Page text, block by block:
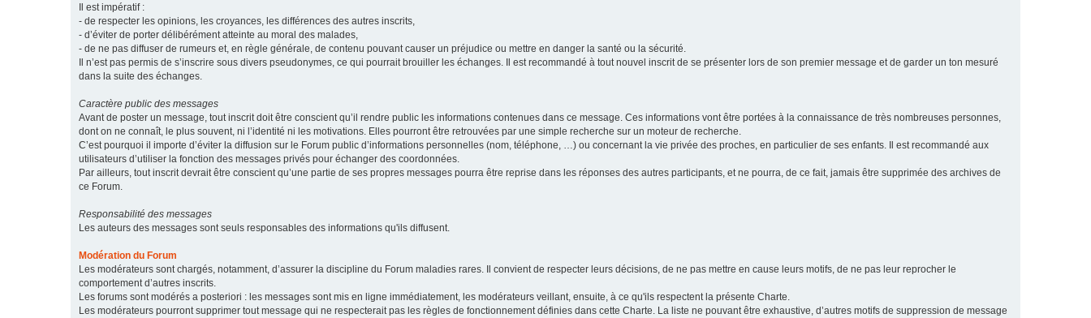
Il est impératif :
- de respecter les opinions, les croyances, les différences des autres inscrits,
- d’éviter de porter délibérément atteinte au moral des malades,
- de ne pas diffuser de rumeurs et, en règle générale, de contenu pouvant causer un préjudice ou mettre en danger la santé ou la sécurité.
Il n’est pas permis de s’inscrire sous divers pseudonymes, ce qui pourrait brouiller les échanges. Il est recommandé à tout nouvel inscrit de se présenter lors de son premier message et de garder un ton mesuré
dans la suite des échanges.
Caractère public des messages
Avant de poster un message, tout inscrit doit être conscient qu’il rendre public les informations contenues dans ce message. Ces informations vont être portées à la connaissance de très nombreuses personnes,
dont on ne connaît, le plus souvent, ni l’identité ni les motivations. Elles pourront être retrouvées par une simple recherche sur un moteur de recherche.
C’est pourquoi il importe d’éviter la diffusion sur le Forum public d’informations personnelles (nom, téléphone, …) ou concernant la vie privée des proches, en particulier de ses enfants. Il est recommandé aux
utilisateurs d’utiliser la fonction des messages privés pour échanger des coordonnées.
Par ailleurs, tout inscrit devrait être conscient qu’une partie de ses propres messages pourra être reprise dans les réponses des autres participants, et ne pourra, de ce fait, jamais être supprimée des archives de
ce Forum.
Responsabilité des messages
Les auteurs des messages sont seuls responsables des informations qu'ils diffusent.
Modération du Forum
Les modérateurs sont chargés, notamment, d’assurer la discipline du Forum maladies rares. Il convient de respecter leurs décisions, de ne pas mettre en cause leurs motifs, de ne pas leur reprocher le
comportement d’autres inscrits.
Les forums sont modérés a posteriori : les messages sont mis en ligne immédiatement, les modérateurs veillant, ensuite, à ce qu'ils respectent la présente Charte.
Les modérateurs pourront supprimer tout message qui ne respecterait pas les règles de fonctionnement définies dans cette Charte. La liste ne pouvant être exhaustive, d’autres motifs de suppression de message